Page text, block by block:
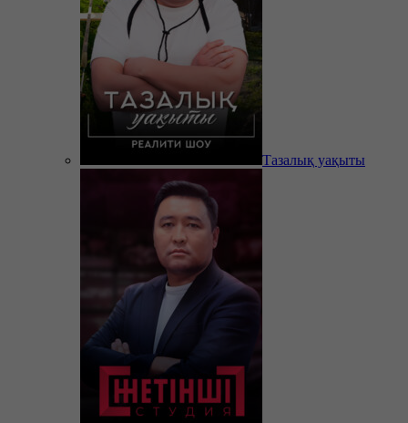
Тазалық уақыты